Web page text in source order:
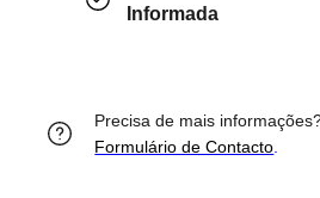
Informada
Precisa de mais
Formulário de Contacto.